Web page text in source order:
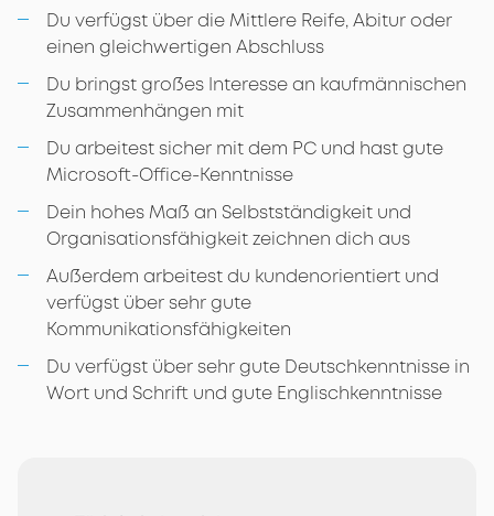
Du verfügst über die Mittlere Reife, Abitur oder
einen gleichwertigen Abschluss
Du bringst großes Interesse an kaufmännischen
Zusammenhängen mit
Du arbeitest sicher mit dem PC und hast gute
Microsoft-Office-Kenntnisse
Dein hohes Maß an Selbstständigkeit und
Organisationsfähigkeit zeichnen dich aus
Außerdem arbeitest du kundenorientiert und
verfügst über sehr gute
Kommunikationsfähigkeiten
Du verfügst über sehr gute Deutschkenntnisse in
Wort und Schrift und gute Englischkenntnisse